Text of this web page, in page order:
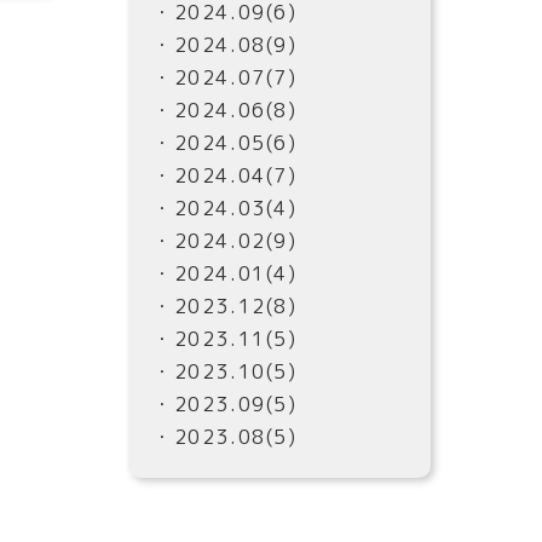
・2024.09(6)
・2024.08(9)
・2024.07(7)
・2024.06(8)
・2024.05(6)
・2024.04(7)
・2024.03(4)
・2024.02(9)
・2024.01(4)
・2023.12(8)
・2023.11(5)
・2023.10(5)
・2023.09(5)
・2023.08(5)